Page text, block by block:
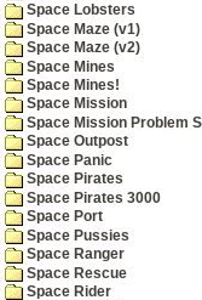
Space Lobsters
Space Maze (v1)
Space Maze (v2)
Space Mines
Space Mines!
Space Mission
Space Mission Problem
Space Outpost
Space Panic
Space Pirates
Space Pirates 3000
Space Port
Space Pussies
Space Ranger
Space Rescue
Space Rider